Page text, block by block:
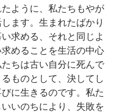
ように、私たちもやが
ます。生まれたばかり
求める、それと同じよ
めることを生活の中心
ちは古い自分に死んで
ものとして、決してし
に生きるのです。私た
いのちにより、失敗を